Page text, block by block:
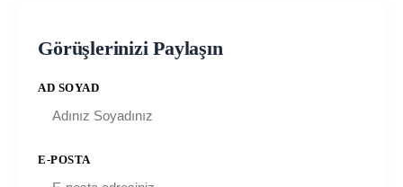
Görüşlerinizi Paylaşın
AD SOYAD
E-POSTA